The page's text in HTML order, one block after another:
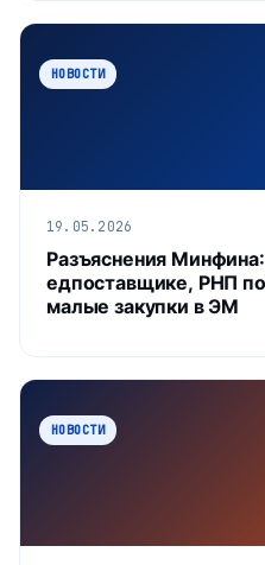
НОВОСТИ
19.05.2026
Разъяснения
едпоставщике, РНП
малые закупки в ЭМ
НОВОСТИ